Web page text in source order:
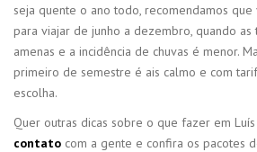
seja quente o ano todo, recomendamos
para viajar de junho a dezembro, quando as
amenas e a incidência de chuvas é menor.
primeiro de semestre é ais calmo e com
escolha.
Quer outras dicas sobre o que fazer em
contato com a gente e confira os pacotes